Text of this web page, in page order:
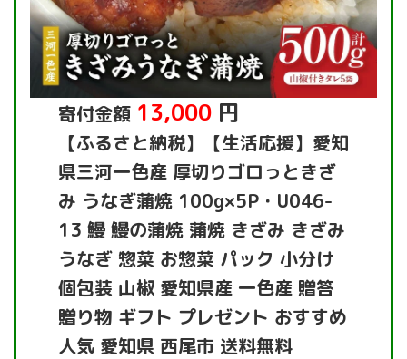
寄付金額 13,000円
【ふるさと納税】【生活応援】愛知
県三河一色産 厚切りゴロっときざ
み うなぎ蒲焼 100g×5P・U046-
13 鰻 鰻の蒲焼 蒲焼 きざみ きざみ
うなぎ 惣菜 お惣菜 パック 小分け
個包装 山椒 愛知県産 一色産 贈答
贈り物 ギフト プレゼント おすすめ
人気 愛知県 西尾市 送料無料